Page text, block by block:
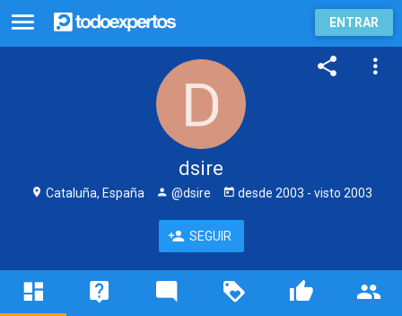
ENTRAR
dsire
Cataluña, España @dsire desde 2003 - visto 2003
SEGUIR